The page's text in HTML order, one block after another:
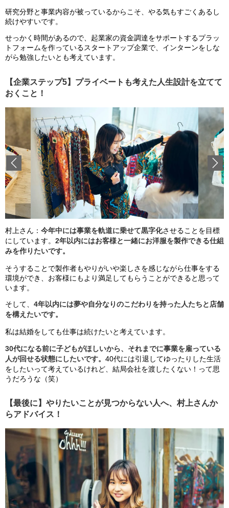
研究分野と事業内容が被っているからこそ、やる気もすごくあるし
続けやすいです。
せっかく時間があるので、起業家の資金調達をサポートするプラッ
トフォームを作っているスタートアップ企業で、インターンをしな
がら勉強したいとも考えています。
【企業ステップ5】プライベートも考えた人生設計を立てて
おくこと！
Previous
村上さん： 今年中には事業を軌道に乗せて黒字化させることを目標
にしています。 2年以内にはお客様と一緒にお洋服を製作できる仕組
みを作りたいです。
そうすることで製作者もやりがいや楽しさを感じながら仕事をする
環境ができ、お客様にもより満足してもらうことができると思って
います。
そして、 4年以内には夢や自分なりのこだわりを持った人たちと店舗
を構えたいです。
私は結婚をしても仕事は続けたいと考えています。
30代になる前に子どもがほしいから、それまでに事業を雇っている
人が回せる状態にしたいです。 40代には引退してゆったりした生活
をしたいって考えているけれど、結局会社を渡したくない！って思
うだろうな（笑）
【最後に】やりたいことが見つからない人へ、村上さんか
らアドバイス！